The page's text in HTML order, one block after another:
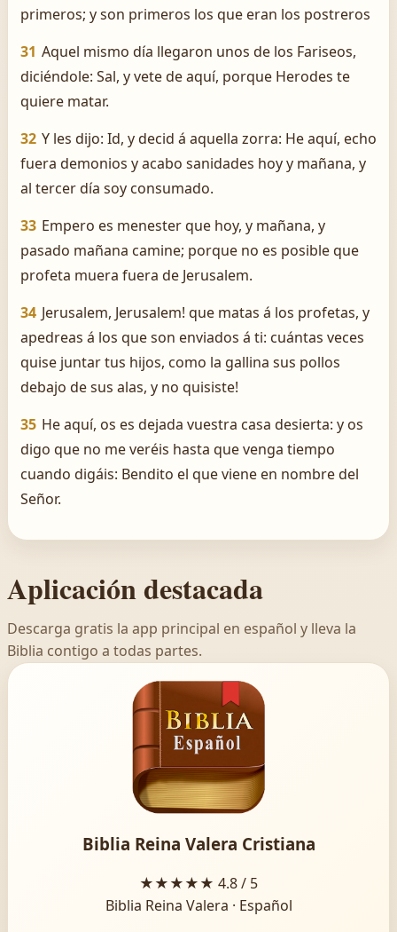
primeros; y son primeros los que eran los postreros
31 Aquel mismo día llegaron unos de los Fariseos,
diciéndole: Sal, y vete de aquí, porque Herodes te
quiere matar.
32 Y les dijo: Id, y decid á aquella zorra: He aquí, echo
fuera demonios y acabo sanidades hoy y mañana, y
al tercer día soy consumado.
33 Empero es menester que hoy, y mañana, y
pasado mañana camine; porque no es posible que
profeta muera fuera de Jerusalem.
34 Jerusalem, Jerusalem! que matas á los profetas, y
apedreas á los que son enviados á ti: ­cuántas veces
quise juntar tus hijos, como la gallina sus pollos
debajo de sus alas, y no quisiste!
35 He aquí, os es dejada vuestra casa desierta: y os
digo que no me veréis hasta que venga tiempo
cuando digáis: Bendito el que viene en nombre del
Señor.
Aplicación destacada
Descarga gratis la app principal en español y lleva la
Biblia contigo a todas partes.
Biblia Reina Valera Cristiana
★★★★★ 4.8 / 5
Biblia Reina Valera · Español